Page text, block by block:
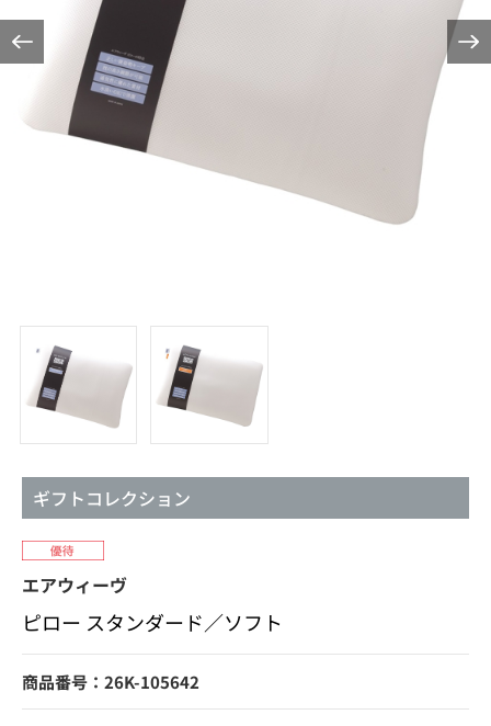
ギフトコレクション
エアウィーヴ
ピロー スタンダード／ソフト
商品番号：26K-105642